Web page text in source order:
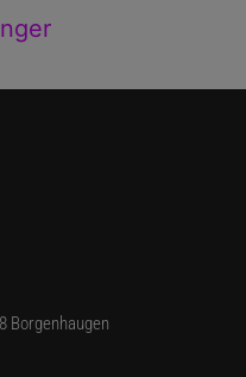
Borgenhaugen